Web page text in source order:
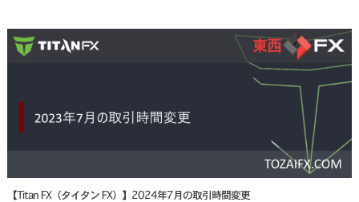
【Titan FX（タイタン FX）】2024年7月の取引時間変更